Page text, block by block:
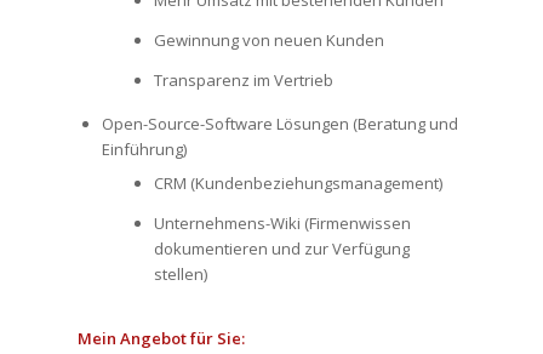
Gewinnung von neuen Kunden
Transparenz im Vertrieb
Open-Source-Software Lösungen (Beratung und
Einführung)
CRM (Kundenbeziehungsmanagement)
Unternehmens-Wiki (Firmenwissen
dokumentieren und zur Verfügung
stellen)
Mein Angebot für Sie: